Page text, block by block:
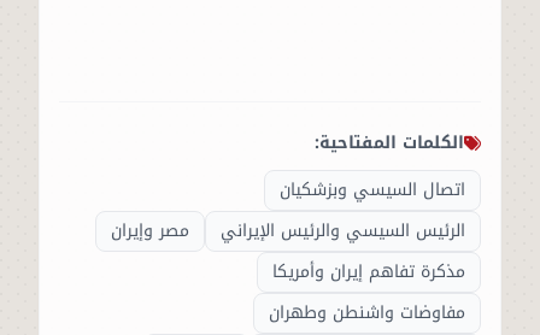
الكلمات المفتاحية:
اتصال السيسي وبزشكيان
الرئيس السيسي والرئيس الإيراني
مصر وإيران
مذكرة تفاهم إيران وأمريكا
مفاوضات واشنطن وطهران